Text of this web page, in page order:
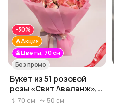
🌼Цветы, 70 см
Акция
-30%
Без промо
Букет из 51 розовой
розы «Свит Аваланж»,
70 см, Россия
70 см 50 см